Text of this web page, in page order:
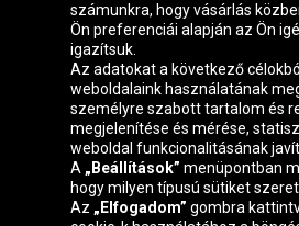
Oponeo csoport
Belgique
Česká
republika
számunkra, hogy vásárlás
Ön preferenciái alapján az Ön
igazítsuk.
Az adatokat a következő
weboldalaink használatának
személyre szabott tartalom és
megjelenítése és mérése,
weboldal funkcionalitásának
A „Beállítások” menüpontban
hogy milyen típusú sütiket
Az „Elfogadom” gombra